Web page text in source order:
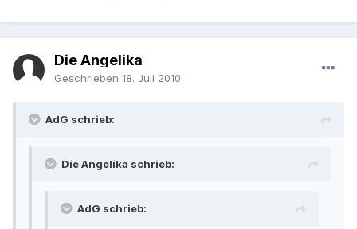
Die Angelika
Geschrieben 18. Juli 2010
AdG schrieb:
Die Angelika schrieb:
AdG schrieb: